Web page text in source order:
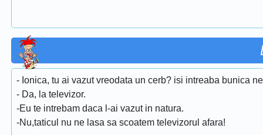
- Ionica, tu ai vazut vreodata un cerb? isi intreaba bunica
- Da, la televizor.
-Eu te intrebam daca l-ai vazut in natura.
-Nu,taticul nu ne lasa sa scoatem televizorul afara!